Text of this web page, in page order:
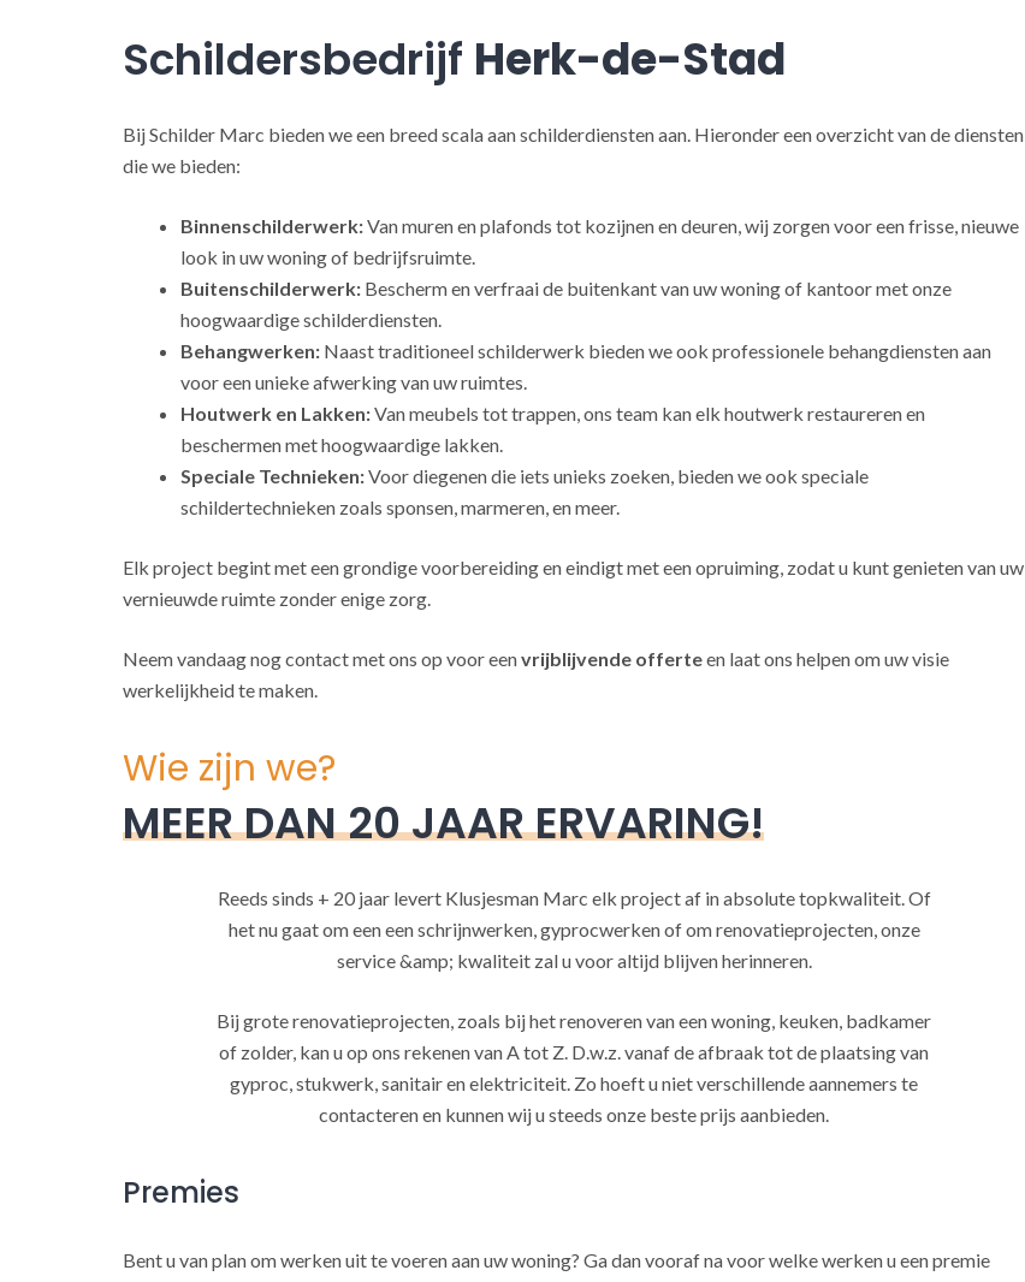
Schildersbedrijf Herk-de-Stad
Bij Schilder Marc bieden we een breed scala aan schilderdiensten aan. Hieronder een overzicht van de diensten
die we bieden:
Binnenschilderwerk:Van muren en plafonds tot kozijnen en deuren, wij zorgen voor een frisse, nieuwe
look in uw woning of bedrijfsruimte.
Buitenschilderwerk: Bescherm en verfraai de buitenkant van uw woning of kantoor met onze
hoogwaardige schilderdiensten.
Behangwerken: Naast traditioneel schilderwerk bieden we ook professionele behangdiensten aan
voor een unieke afwerking van uw ruimtes.
Houtwerk en Lakken:Van meubels tot trappen, ons team kan elk houtwerk restaureren en
beschermen met hoogwaardige lakken.
Speciale Technieken:Voor diegenen die iets unieks zoeken, bieden we ook speciale
schildertechnieken zoals sponsen, marmeren, en meer.
Elk project begint met een grondige voorbereiding en eindigt met een opruiming, zodat u kunt genieten van uw
vernieuwde ruimte zonder enige zorg.
Neem vandaag nog contact met ons op voor eenvrijblijvende offerteen laat ons helpen om uw visie
werkelijkheid te maken.
Wie zijn we?
MEER DAN 20 JAAR ERVARING!
Reeds sinds + 20 jaar levert Klusjesman Marc elk project af in absolute topkwaliteit. Of
het nu gaat om een een schrijnwerken, gyprocwerken of om renovatieprojecten, onze
service &amp; kwaliteit zal u voor altijd blijven herinneren.
Bij grote renovatieprojecten, zoals bij het renoveren van een woning, keuken, badkamer
of zolder, kan u op ons rekenen van A tot Z. D.w.z. vanaf de afbraak tot de plaatsing van
gyproc, stukwerk, sanitair en elektriciteit. Zo hoeft u niet verschillende aannemers te
contacteren en kunnen wij u steeds onze beste prijs aanbieden.
Premies
Bent u van plan om werken uit te voeren aan uw woning? Ga dan vooraf na voor welke werken u een premie